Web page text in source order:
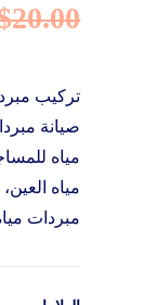
20.00
تركيب
صيانة
مياه
مياه
مبردات